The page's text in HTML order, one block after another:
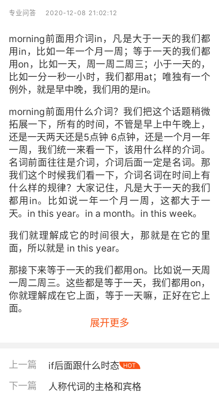
专业问答 2020-12-08 21:02:12
morning前面用介词in，凡是大于一天的我们都
用in，比如一年一个月一周；等于一天的我们都
用on，比如一天，周一周二周三；小于一天的，
比如一分一秒一小时，我们都用at；唯独有一个
例外，就是早中晚，我们用的是in。
morning前面用什么介词？我们把这个话题稍微
拓展一下，所有的时间，不管是早上中午晚上，
还是一天两天还是5点钟 6点钟，还是一个月一年
一周，我们统一来看一下，该用什么样的介词。
名词前面往往是介词，介词后面一定是名词。那
我们这个时候我们看一下，介词名词在时间上有
什么样的规律？大家记住，凡是大于一天的我们
都用in。比如说一年一个月一周，这都大于一
天。in this year。in a month。in this week。
我们就理解成它的时间很大，那就是在它的里
面，所以就是 in this year。
那接下来等于一天的我们都用on。比如说一天周
一周二周三。这些都是等于一天，我们都用on，
你就理解成在它上面，等于一天嘛，正好在它上
面。
比如说on this day，on monday on tuesday。
o’clock。这用的都是 at。
展开更多
上一篇 if后面跟什么时态 HOT
下一篇 人称代词的主格和宾格